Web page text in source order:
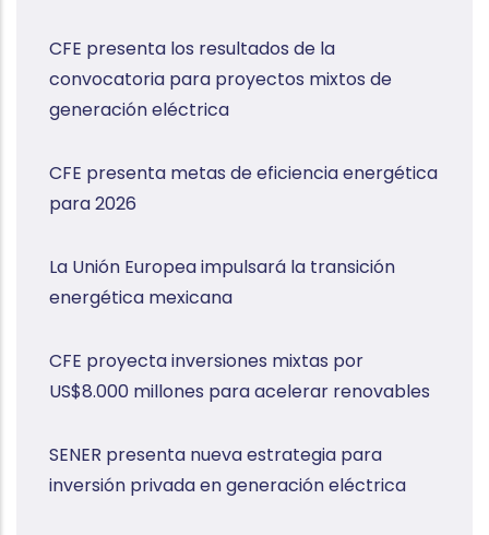
CFE presenta los resultados de la
convocatoria para proyectos mixtos de
generación eléctrica
CFE presenta metas de eficiencia energética
para 2026
La Unión Europea impulsará la transición
energética mexicana
CFE proyecta inversiones mixtas por
US$8.000 millones para acelerar renovables
SENER presenta nueva estrategia para
inversión privada en generación eléctrica